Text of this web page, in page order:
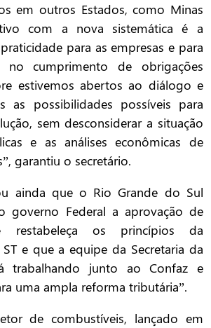
em outros Estados, como Minas
com a nova sistemática é a
para as empresas e para
cumprimento de obrigações
estivemos abertos ao diálogo e
as possibilidades possíveis para
sem desconsiderar a situação
e as análises econômicas de
garantiu o secretário.
ainda que o Rio Grande do Sul
governo Federal a aprovação de
restabeleça os princípios da
e que a equipe da Secretaria da
trabalhando junto ao Confaz e
uma ampla reforma tributária”.
de combustíveis, lançado em